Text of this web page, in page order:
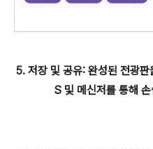
5. 저장 및 공유: 완성된 전광
S 및 메신저를 통해